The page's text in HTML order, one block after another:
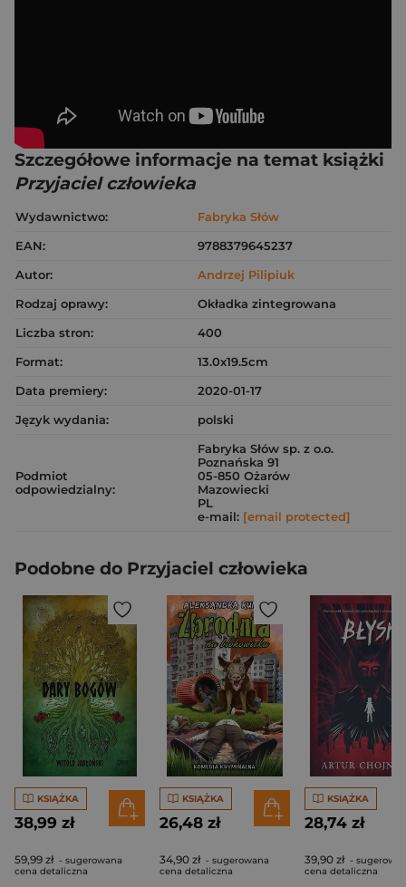
Szczegółowe informacje na temat książki
Przyjaciel człowieka
Wydawnictwo:
Fabryka Słów
EAN:
9788379645237
Autor:
Andrzej Pilipiuk
Rodzaj oprawy:
Okładka zintegrowana
Liczba stron:
400
Format:
13.0x19.5cm
Data premiery:
2020-01-17
Język wydania:
polski
Podmiot
odpowiedzialny:
Fabryka Słów sp. z o.o.
Poznańska 91
05-850 Ożarów
Mazowiecki
PL
e-mail: [email protected]
Podobne do Przyjaciel człowieka
KSIĄŻKA
38,99 zł
59,99 zł - sugerowana
cena detaliczna
KSIĄŻKA
26,48 zł
34,90 zł - sugerowana
cena detaliczna
KSIĄŻKA
28,74 zł
39,90 zł -
cena detaliczna